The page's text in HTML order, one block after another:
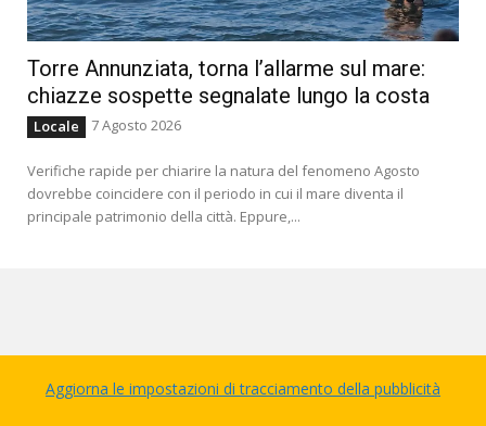
Torre Annunziata, torna l’allarme sul mare:
chiazze sospette segnalate lungo la costa
Locale 7 Agosto 2026
Verifiche rapide per chiarire la natura del fenomeno Agosto
dovrebbe coincidere con il periodo in cui il mare diventa il
principale patrimonio della città. Eppure,...
Aggiorna le impostazioni di tracciamento della pubblicità